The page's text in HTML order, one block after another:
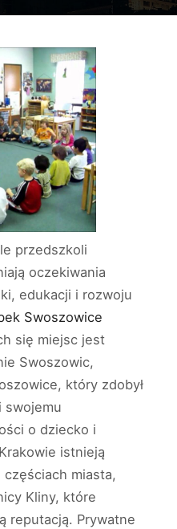
przedszkoli
oczekiwania
edukacji i rozwoju
Swoszowice
się miejsc jest
Swoszowic,
który zdobył
swojemu
o dziecko i
istnieją
częściach miasta,
Kliny, które
reputacją. Prywatne